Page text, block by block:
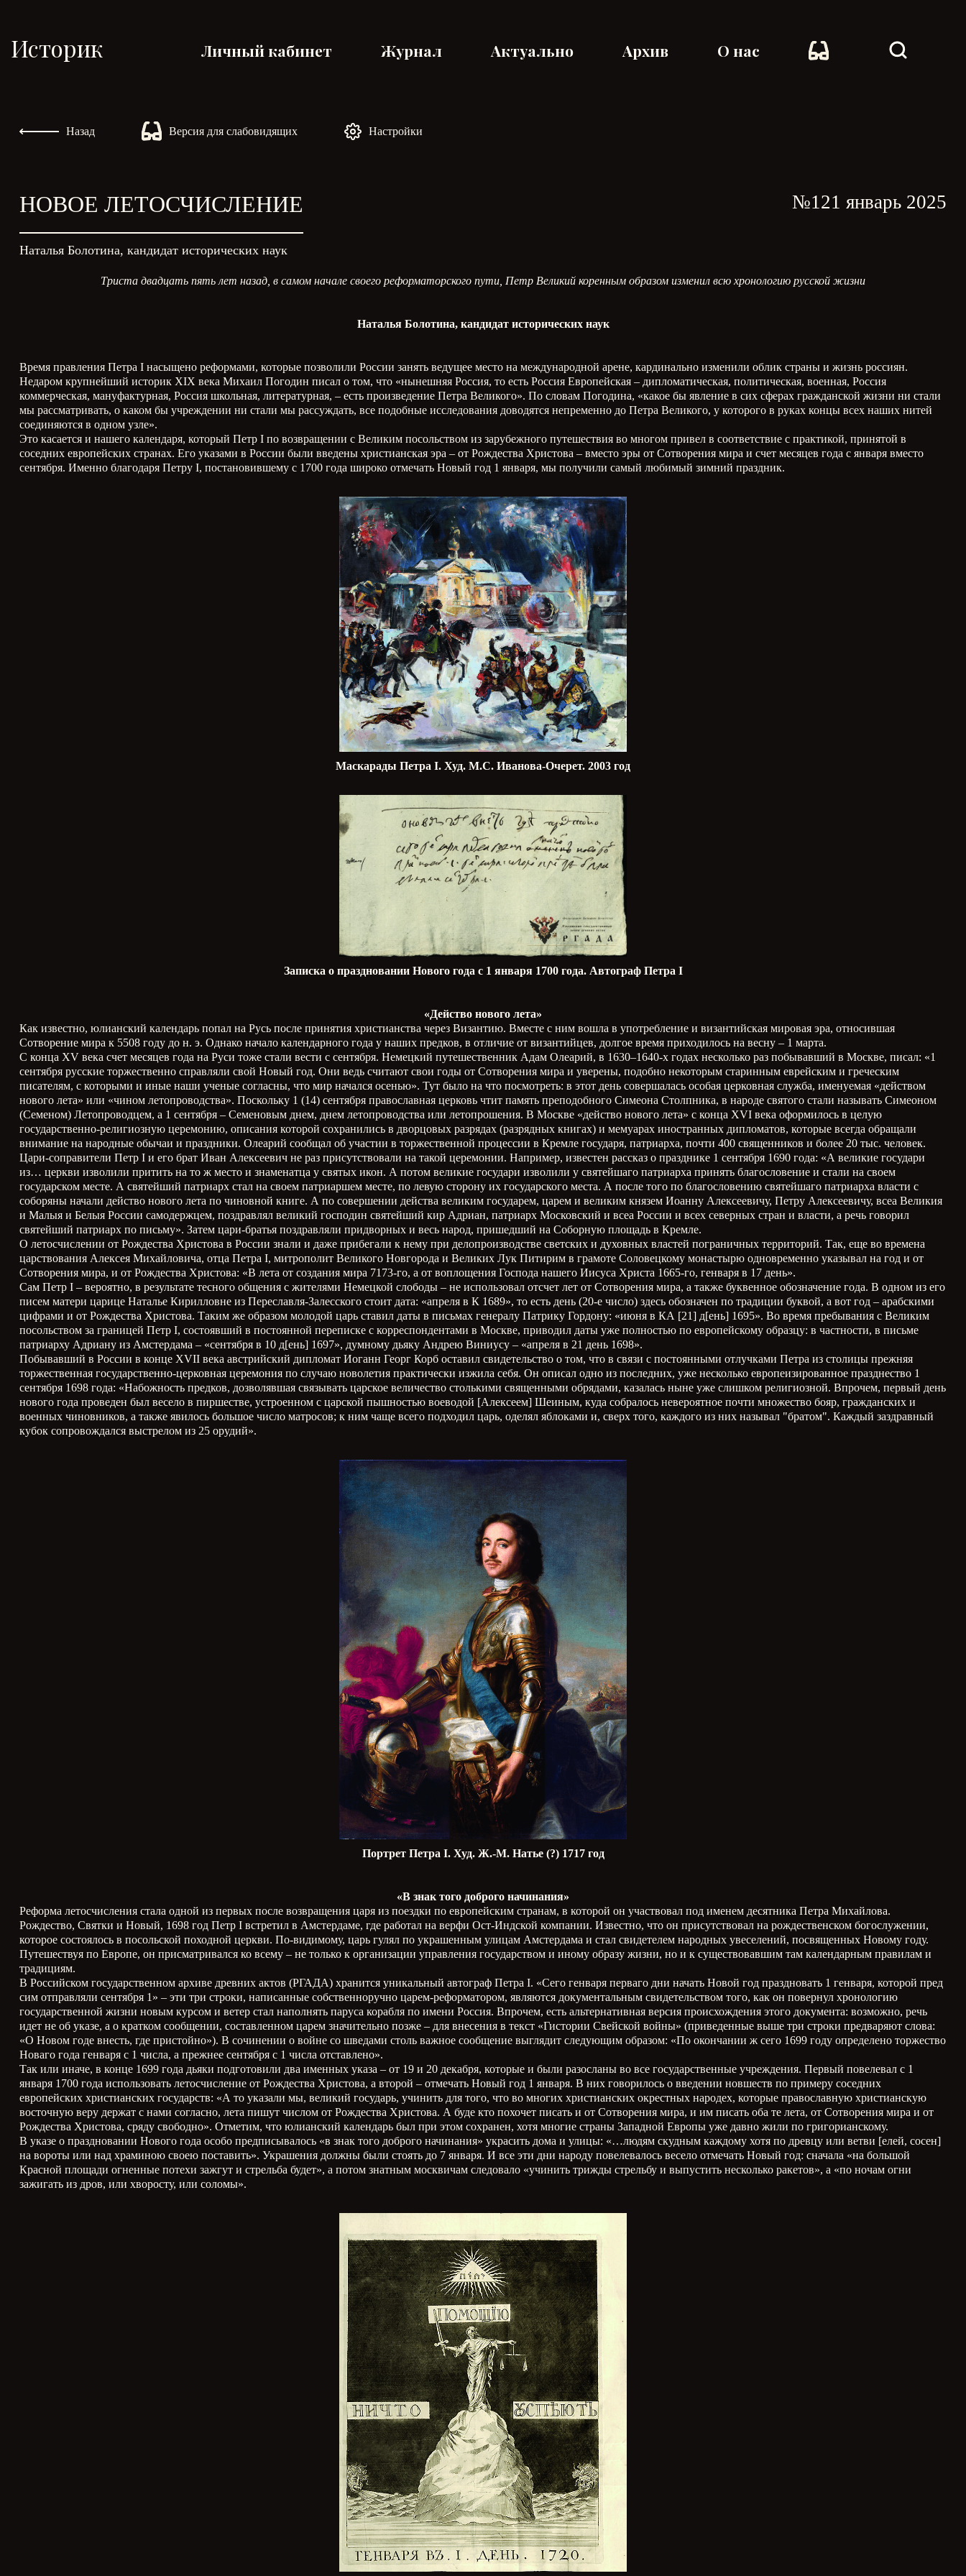
Историк Личный кабинет Журнал Актуально Архив О нас
Назад Версия для слабовидящих Настройки
НОВОЕ ЛЕТОСЧИСЛЕНИЕ №121 январь 2025
Наталья Болотина, кандидат исторических наук
Триста двадцать пять лет назад, в самом начале своего реформаторского пути, Петр Великий коренным образом изменил всю хронологию русской жизни
Наталья Болотина, кандидат исторических наук
Время правления Петра I насыщено реформами, которые позволили России занять ведущее место на международной арене, кардинально изменили облик страны и жизнь россиян.
Недаром крупнейший историк XIX века Михаил Погодин писал о том, что «нынешняя Россия, то есть Россия Европейская – дипломатическая, политическая, военная, Россия
коммерческая, мануфактурная, Россия школьная, литературная, – есть произведение Петра Великого». По словам Погодина, «какое бы явление в сих сферах гражданской жизни ни стали
мы рассматривать, о каком бы учреждении ни стали мы рассуждать, все подобные исследования доводятся непременно до Петра Великого, у которого в руках концы всех наших нитей
соединяются в одном узле».
Это касается и нашего календаря, который Петр I по возвращении с Великим посольством из зарубежного путешествия во многом привел в соответствие с практикой, принятой в
соседних европейских странах. Его указами в России были введены христианская эра – от Рождества Христова – вместо эры от Сотворения мира и счет месяцев года с января вместо
сентября. Именно благодаря Петру I, постановившему с 1700 года широко отмечать Новый год 1 января, мы получили самый любимый зимний праздник.
Маскарады Петра I. Худ. М.С. Иванова-Очерет. 2003 год
Записка о праздновании Нового года с 1 января 1700 года. Автограф Петра I
«Действо нового лета»
Как известно, юлианский календарь попал на Русь после принятия христианства через Византию. Вместе с ним вошла в употребление и византийская мировая эра, относившая
Сотворение мира к 5508 году до н. э. Однако начало календарного года у наших предков, в отличие от византийцев, долгое время приходилось на весну – 1 марта.
С конца XV века счет месяцев года на Руси тоже стали вести с сентября. Немецкий путешественник Адам Олеарий, в 1630–1640-х годах несколько раз побывавший в Москве, писал: «1
сентября русские торжественно справляли свой Новый год. Они ведь считают свои годы от Сотворения мира и уверены, подобно некоторым старинным еврейским и греческим
писателям, с которыми и иные наши ученые согласны, что мир начался осенью». Тут было на что посмотреть: в этот день совершалась особая церковная служба, именуемая «действом
нового лета» или «чином летопроводства». Поскольку 1 (14) сентября православная церковь чтит память преподобного Симеона Столпника, в народе святого стали называть Симеоном
(Семеном) Летопроводцем, а 1 сентября – Семеновым днем, днем летопроводства или летопрошения. В Москве «действо нового лета» с конца XVI века оформилось в целую
государственно-религиозную церемонию, описания которой сохранились в дворцовых разрядах (разрядных книгах) и мемуарах иностранных дипломатов, которые всегда обращали
внимание на народные обычаи и праздники. Олеарий сообщал об участии в торжественной процессии в Кремле государя, патриарха, почти 400 священников и более 20 тыс. человек.
Цари-соправители Петр I и его брат Иван Алексеевич не раз присутствовали на такой церемонии. Например, известен рассказ о празднике 1 сентября 1690 года: «А великие государи
из… церкви изволили притить на то ж место и знаменатца у святых икон. А потом великие государи изволили у святейшаго патриарха принять благословение и стали на своем
государском месте. А святейший патриарх стал на своем патриаршем месте, по левую сторону их государского места. А после того по благословению святейшаго патриарха власти с
соборяны начали действо нового лета по чиновной книге. А по совершении действа великим государем, царем и великим князем Иоанну Алексеевичу, Петру Алексеевичу, всеа Великия
и Малыя и Белыя России самодержцем, поздравлял великий господин святейший кир Адриан, патриарх Московский и всеа России и всех северных стран и власти, а речь говорил
святейший патриарх по письму». Затем цари-братья поздравляли придворных и весь народ, пришедший на Соборную площадь в Кремле.
О летосчислении от Рождества Христова в России знали и даже прибегали к нему при делопроизводстве светских и духовных властей пограничных территорий. Так, еще во времена
царствования Алексея Михайловича, отца Петра I, митрополит Великого Новгорода и Великих Лук Питирим в грамоте Соловецкому монастырю одновременно указывал на год и от
Сотворения мира, и от Рождества Христова: «В лета от создания мира 7173-го, а от воплощения Господа нашего Иисуса Христа 1665-го, генваря в 17 день».
Сам Петр I – вероятно, в результате тесного общения с жителями Немецкой слободы – не использовал отсчет лет от Сотворения мира, а также буквенное обозначение года. В одном из его
писем матери царице Наталье Кирилловне из Переславля-Залесского стоит дата: «апреля в К 1689», то есть день (20-е число) здесь обозначен по традиции буквой, а вот год – арабскими
цифрами и от Рождества Христова. Таким же образом молодой царь ставил даты в письмах генералу Патрику Гордону: «июня в КА [21] д[ень] 1695». Во время пребывания с Великим
посольством за границей Петр I, состоявший в постоянной переписке с корреспондентами в Москве, приводил даты уже полностью по европейскому образцу: в частности, в письме
патриарху Адриану из Амстердама – «сентября в 10 д[ень] 1697», думному дьяку Андрею Виниусу – «апреля в 21 день 1698».
Побывавший в России в конце XVII века австрийский дипломат Иоганн Георг Корб оставил свидетельство о том, что в связи с постоянными отлучками Петра из столицы прежняя
торжественная государственно-церковная церемония по случаю новолетия практически изжила себя. Он описал одно из последних, уже несколько европеизированное празднество 1
сентября 1698 года: «Набожность предков, дозволявшая связывать царское величество столькими священными обрядами, казалась ныне уже слишком религиозной. Впрочем, первый день
нового года проведен был весело в пиршестве, устроенном с царской пышностью воеводой [Алексеем] Шеиным, куда собралось невероятное почти множество бояр, гражданских и
военных чиновников, а также явилось большое число матросов; к ним чаще всего подходил царь, оделял яблоками и, сверх того, каждого из них называл "братом". Каждый заздравный
кубок сопровождался выстрелом из 25 орудий».
Портрет Петра I. Худ. Ж.-М. Натье (?) 1717 год
«В знак того доброго начинания»
Реформа летосчисления стала одной из первых после возвращения царя из поездки по европейским странам, в которой он участвовал под именем десятника Петра Михайлова.
Рождество, Святки и Новый, 1698 год Петр I встретил в Амстердаме, где работал на верфи Ост-Индской компании. Известно, что он присутствовал на рождественском богослужении,
которое состоялось в посольской походной церкви. По-видимому, царь гулял по украшенным улицам Амстердама и стал свидетелем народных увеселений, посвященных Новому году.
Путешествуя по Европе, он присматривался ко всему – не только к организации управления государством и иному образу жизни, но и к существовавшим там календарным правилам и
традициям.
В Российском государственном архиве древних актов (РГАДА) хранится уникальный автограф Петра I. «Сего генваря перваго дни начать Новой год праздновать 1 генваря, которой пред
сим отправляли сентября 1» – эти три строки, написанные собственноручно царем-реформатором, являются документальным свидетельством того, как он повернул хронологию
государственной жизни новым курсом и ветер стал наполнять паруса корабля по имени Россия. Впрочем, есть альтернативная версия происхождения этого документа: возможно, речь
идет не об указе, а о кратком сообщении, составленном царем значительно позже – для внесения в текст «Гистории Свейской войны» (приведенные выше три строки предваряют слова:
«О Новом годе внесть, где пристойно»). В сочинении о войне со шведами столь важное сообщение выглядит следующим образом: «По окончании ж сего 1699 году определено торжество
Новаго года генваря с 1 числа, а прежнее сентября с 1 числа отставлено».
Так или иначе, в конце 1699 года дьяки подготовили два именных указа – от 19 и 20 декабря, которые и были разосланы во все государственные учреждения. Первый повелевал с 1
января 1700 года использовать летосчисление от Рождества Христова, а второй – отмечать Новый год 1 января. В них говорилось о введении новшеств по примеру соседних
европейских христианских государств: «А то указали мы, великий государь, учинить для того, что во многих христианских окрестных народех, которые православную христианскую
восточную веру держат с нами согласно, лета пишут числом от Рождества Христова. А буде кто похочет писать и от Сотворения мира, и им писать оба те лета, от Сотворения мира и от
Рождества Христова, сряду свободно». Отметим, что юлианский календарь был при этом сохранен, хотя многие страны Западной Европы уже давно жили по григорианскому.
В указе о праздновании Нового года особо предписывалось «в знак того доброго начинания» украсить дома и улицы: «…людям скудным каждому хотя по древцу или ветви [елей, сосен]
на вороты или над храминою своею поставить». Украшения должны были стоять до 7 января. И все эти дни народу повелевалось весело отмечать Новый год: сначала «на большой
Красной площади огненные потехи зажгут и стрельба будет», а потом знатным москвичам следовало «учинить трижды стрельбу и выпустить несколько ракетов», а «по ночам огни
зажигать из дров, или хворосту, или соломы».